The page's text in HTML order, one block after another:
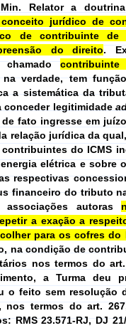
Relator a
jurídico de
de contribuinte
do direito.
chamado
verdade, tem
a sistemática da
conceder legitimidade
fato ingresse em
relação jurídica da
do ICMS
elétrica e sobre
respectivas
financeiro do tributo
associações autoras
a exação a
para os cofres do
na condição de
nos termos do
a Turma deu
o feito sem resolução
nos termos do art.
RMS 23.571-RJ, DJ